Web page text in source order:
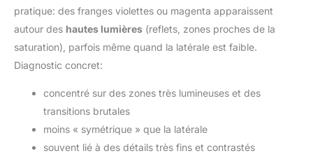
pratique: des franges violettes ou magenta apparaissent
autour des hautes lumières (reflets, zones proches de la
saturation), parfois même quand la latérale est faible.
Diagnostic concret:
concentré sur des zones très lumineuses et des
transitions brutales
moins « symétrique » que la latérale
souvent lié à des détails très fins et contrastés